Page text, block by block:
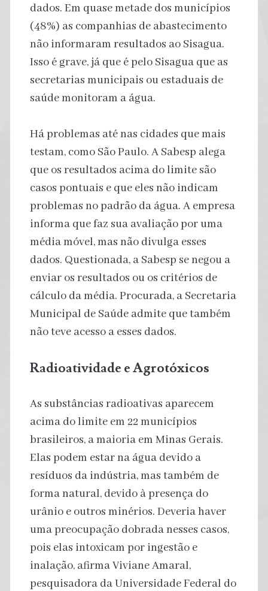
dados. Em quase metade dos municípios
(48%) as companhias de abastecimento
não informaram resultados ao Sisagua.
Isso é grave, já que é pelo Sisagua que as
secretarias municipais ou estaduais de
saúde monitoram a água.
Há problemas até nas cidades que mais
testam, como São Paulo. A Sabesp alega
que os resultados acima do limite são
casos pontuais e que eles não indicam
problemas no padrão da água. A empresa
informa que faz sua avaliação por uma
média móvel, mas não divulga esses
dados. Questionada, a Sabesp se negou a
enviar os resultados ou os critérios de
cálculo da média. Procurada, a Secretaria
Municipal de Saúde admite que também
não teve acesso a esses dados.
Radioatividade e Agrotóxicos
As substâncias radioativas aparecem
acima do limite em 22 municípios
brasileiros, a maioria em Minas Gerais.
Elas podem estar na água devido a
resíduos da indústria, mas também de
forma natural, devido à presença do
urânio e outros minérios. Deveria haver
uma preocupação dobrada nesses casos,
pois elas intoxicam por ingestão e
inalação, afirma Viviane Amaral,
pesquisadora da Universidade Federal do